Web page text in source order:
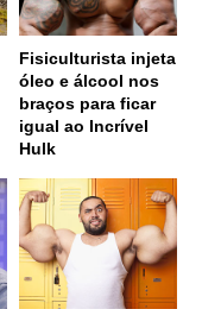
Fisiculturista injeta
óleo e álcool nos
braços para ficar
igual ao Incrível
Hulk